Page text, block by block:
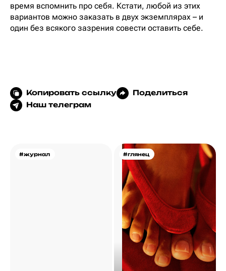
время вспомнить про себя. Кстати, любой из этих
вариантов можно заказать в двух экземплярах – и
один без всякого зазрения совести оставить себе.
Копировать ссылку
Поделиться
Наш телеграм
#журнал #глянец